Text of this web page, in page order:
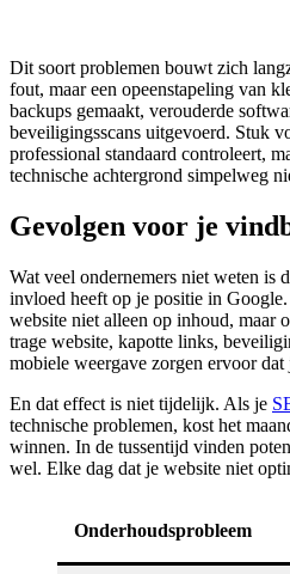
Dit soort problemen bouwt zich
fout, maar een opeenstapeling van
backups gemaakt, verouderde
beveiligingsscans uitgevoerd. Stuk
professional standaard controleert,
technische achtergrond simpelweg
Gevolgen voor je
Wat veel ondernemers niet weten is
invloed heeft op je positie in
website niet alleen op inhoud, maar
trage website, kapotte links,
mobiele weergave zorgen ervoor
En dat effect is niet tijdelijk. Als je
technische problemen, kost het
winnen. In de tussentijd vinden
wel. Elke dag dat je website niet
Onderhoudsprobleem